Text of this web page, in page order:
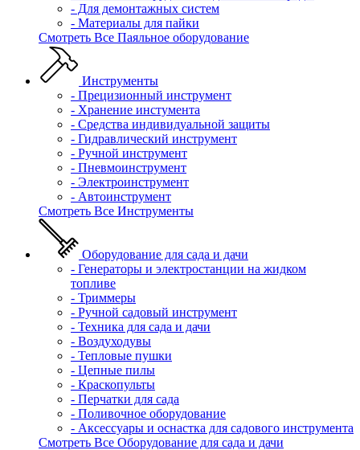
- Для демонтажных систем
- Материалы для пайки
Смотреть Все Паяльное оборудование
Инструменты
- Прецизионный инструмент
- Хранение инстумента
- Средства индивидуальной защиты
- Гидравлический инструмент
- Ручной инструмент
- Пневмоинструмент
- Электроинструмент
- Автоинструмент
Смотреть Все Инструменты
Оборудование для сада и дачи
- Генераторы и электростанции на жидком
топливе
- Триммеры
- Ручной садовый инструмент
- Техника для сада и дачи
- Воздуходувы
- Тепловые пушки
- Цепные пилы
- Краскопульты
- Перчатки для сада
- Поливочное оборудование
- Аксессуары и оснастка для садового инструмента
Смотреть Все Оборудование для сада и дачи